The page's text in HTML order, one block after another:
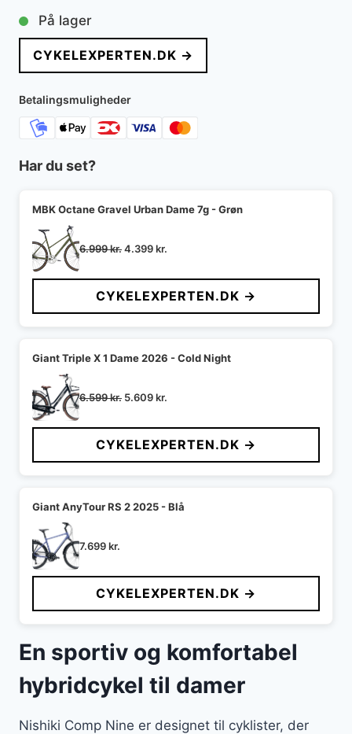
På lager
CYKELEXPERTEN.DK →
Betalingsmuligheder
Har du set?
MBK Octane Gravel Urban Dame 7g - Grøn
6.999kr.Den
pris
var:
6.999 kr..
4.399kr.
pris
er:
4.399 kr..
CYKELEXPERTEN.DK →
Giant Triple X 1 Dame 2026 - Cold Night
6.599kr. Den
pris
var:
6.599 kr..
5.609kr.
pris
er:
5.609 kr..
CYKELEXPERTEN.DK →
Giant AnyTour RS 2 2025 - Blå
7.699kr.
CYKELEXPERTEN.DK →
En sportiv og komfortabel
hybridcykel til damer
Nishiki Comp Nine er designet til cyklister, der